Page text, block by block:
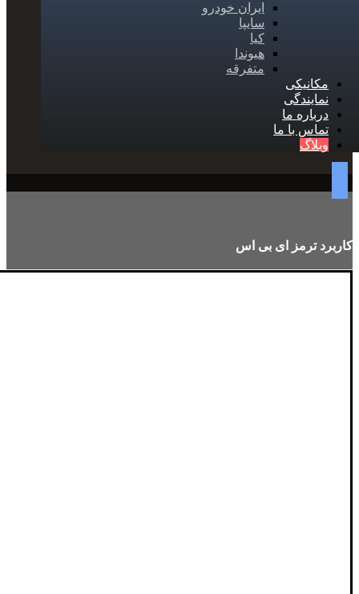
ایران خودرو
سایپا
کیا
هیوندا
متفرقه
مکانیکی
نمایندگی
درباره ما
تماس با ما
وبلاگ
کاربرد ترمز ای بی اس